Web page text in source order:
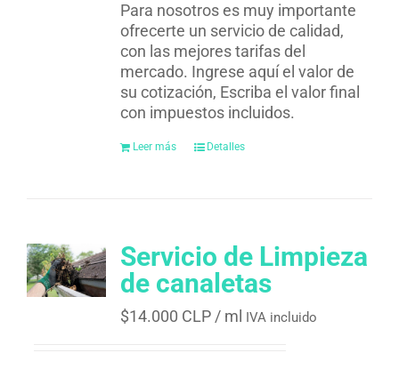
Para nosotros es muy importante
ofrecerte un servicio de calidad,
con las mejores tarifas del
mercado. Ingrese aquí el valor de
su cotización, Escriba el valor final
con impuestos incluidos.
Leer más Detalles
Servicio de Limpieza
de canaletas
$14.000 CLP/ ml IVA incluido